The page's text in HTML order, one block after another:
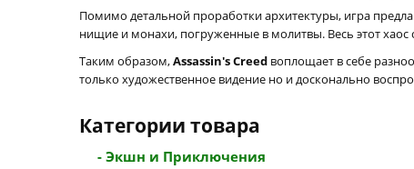
Помимо детальной проработки архитектуры, игра
нищие и монахи, погруженные в молитвы. Весь этот хаос
Таким образом,Assassin's Creed воплощает в себе
только художественное видение но и досконально
Категории товара
- Экшн и Приключения